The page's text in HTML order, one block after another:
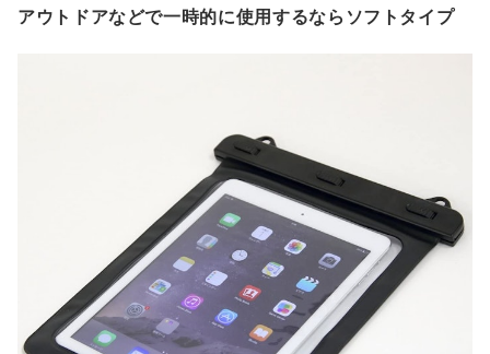
アウトドアなどで一時的に使用するならソフトタイプ